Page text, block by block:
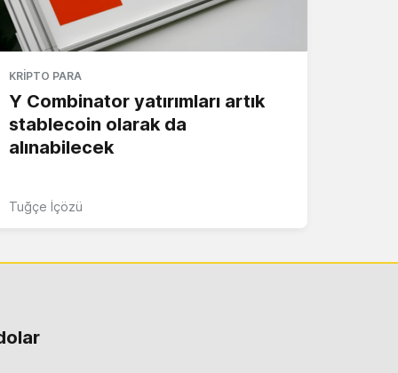
KRIPTO PARA
Y Combinator yatırımları artık
stablecoin olarak da
alınabilecek
Tuğçe İçözü